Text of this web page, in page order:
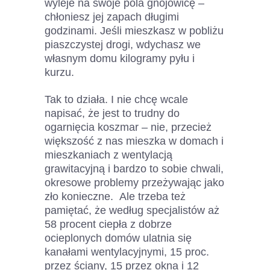
wyleje na swoje pola gnojowicę –
chłoniesz jej zapach długimi
godzinami. Jeśli mieszkasz w pobliżu
piaszczystej drogi, wdychasz we
własnym domu kilogramy pyłu i
kurzu.
Tak to działa. I nie chcę wcale
napisać, że jest to trudny do
ogarnięcia koszmar – nie, przecież
większość z nas mieszka w domach i
mieszkaniach z wentylacją
grawitacyjną i bardzo to sobie chwali,
okresowe problemy przeżywając jako
zło konieczne. Ale trzeba też
pamiętać, że według specjalistów aż
58 procent ciepła z dobrze
ocieplonych domów ulatnia się
kanałami wentylacyjnymi, 15 proc.
przez ściany, 15 przez okna i 12